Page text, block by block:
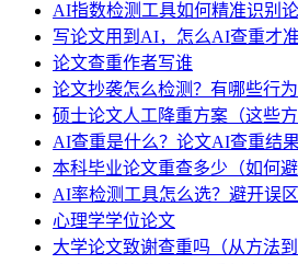
AI指数检测工具如何精准识别
写论文用到AI，怎么AI查重才
论文查重作者写谁
论文抄袭怎么检测？有哪些行
硕士论文人工降重方案（这些方
AI查重是什么？论文AI查重结果
本科毕业论文重查多少（如何避
AI率检测工具怎么选？避开误
心理学学位论文
大学论文致谢查重吗（从方法到